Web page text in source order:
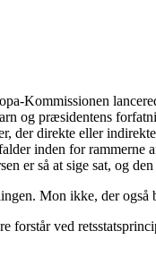
Kommissionen
og præsidentens
der direkte eller
inden for rammerne
er så at sige sat, og
Mon ikke, der også
forstår ved